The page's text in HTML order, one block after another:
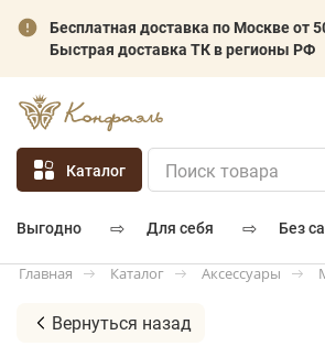
Бесплатная доставка по Москве от
Быстрая доставка ТК в регионы РФ
Каталог
выгодно ⇨ для себя ⇨ без
Главная Каталог Аксессуары
Вернуться назад